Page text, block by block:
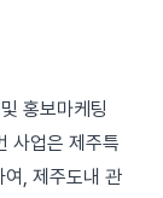
홍보마케팅
사업은 제주특
여, 제주도내 관